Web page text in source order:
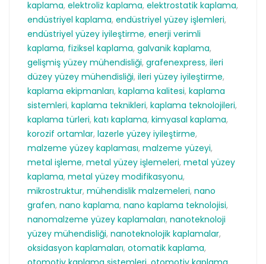
kaplama, elektroliz kaplama, elektrostatik kaplama,
endüstriyel kaplama, endüstriyel yüzey işlemleri,
endüstriyel yüzey iyileştirme, enerji verimli
kaplama, fiziksel kaplama, galvanik kaplama,
gelişmiş yüzey mühendisliği, grafenexpress, ileri
düzey yüzey mühendisliği, ileri yüzey iyileştirme,
kaplama ekipmanları, kaplama kalitesi, kaplama
sistemleri, kaplama teknikleri, kaplama teknolojileri,
kaplama türleri, katı kaplama, kimyasal kaplama,
korozif ortamlar, lazerle yüzey iyileştirme,
malzeme yüzey kaplaması, malzeme yüzeyi,
metal işleme, metal yüzey işlemeleri, metal yüzey
kaplama, metal yüzey modifikasyonu,
mikrostruktur, mühendislik malzemeleri, nano
grafen, nano kaplama, nano kaplama teknolojisi,
nanomalzeme yüzey kaplamaları, nanoteknoloji
yüzey mühendisliği, nanoteknolojik kaplamalar,
oksidasyon kaplamaları, otomatik kaplama,